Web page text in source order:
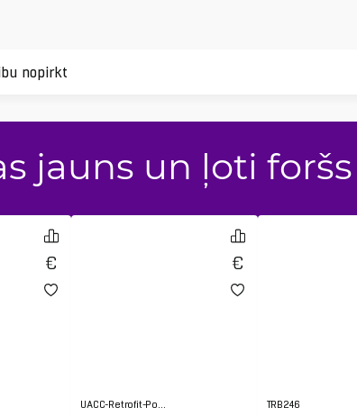
jauns un ļoti foršs
UACC-Retrofit-PoE-2Wire TRB246